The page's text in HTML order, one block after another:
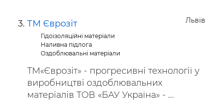
Львів
ТМ Єврозіт
Гідоізоляційні матеріали
Наливна підлога
Оздоблювальні матеріали
ТМ«Єврозіт» - прогресивні технології у
виробництві оздоблювальних
матеріалів ТОВ «БАУ Україна» - ...